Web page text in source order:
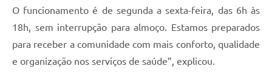
O funcionamento é de segunda a sexta-feira, das 6h às
18h, sem interrupção para almoço. Estamos preparados
para receber a comunidade com mais conforto, qualidade
e organização nos serviços de saúde”, explicou.